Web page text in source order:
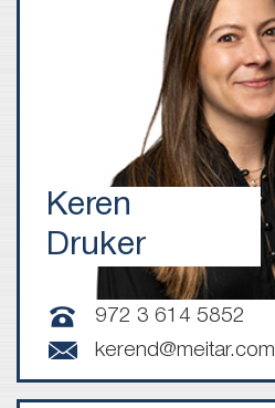
Keren
Druker
972 3 614 5852
kerend@meitar.com